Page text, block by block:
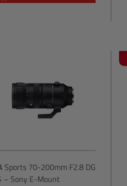
Sports 70-200mm F2.8 DG
– Sony E-Mount